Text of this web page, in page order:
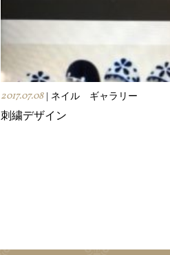
2017.07.08| ネイル ギャラリー
刺繍デザイン